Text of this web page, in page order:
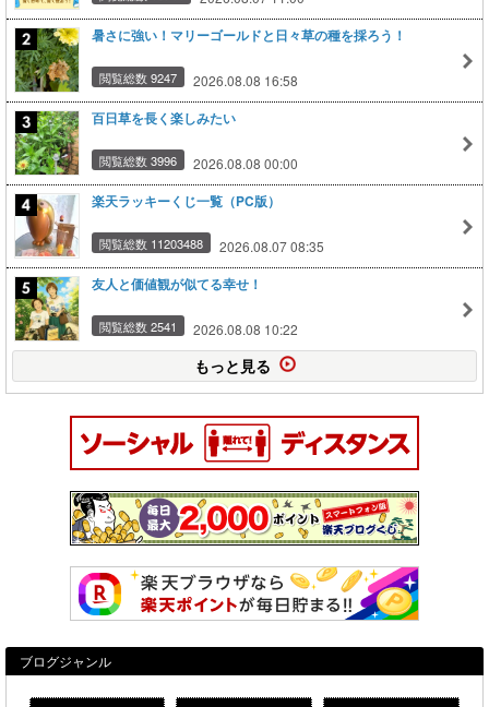
暑さに強い！マリーゴールドと日々草の種を採ろう！
閲覧総数 9247 2026.08.08 16:58
百日草を長く楽しみたい
閲覧総数 3996 2026.08.08 00:00
楽天ラッキーくじ一覧（PC版）
閲覧総数 11203488 2026.08.07 08:35
友人と価値観が似てる幸せ！
閲覧総数 2541 2026.08.08 10:22
もっと見る
ブログジャンル